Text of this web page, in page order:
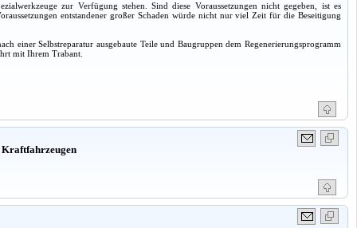
zur Verfügung stehen. Sind diese Voraussetzungen nicht gegeben, ist es
entstandener großer Schaden würde nicht nur viel Zeit für die Beseitigung
einer Selbstreparatur ausgebaute Teile und Baugruppen dem Regenerierungsprogramm
mit Ihrem Trabant.